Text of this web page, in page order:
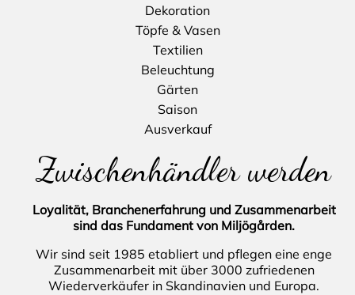
Dekoration
Töpfe & Vasen
Textilien
Beleuchtung
Gärten
Saison
Ausverkauf
Zwischenhändler werden
Loyalität, Branchenerfahrung und Zusammenarbeit
sind das Fundament von Miljögården.
Wir sind seit 1985 etabliert und pflegen eine enge
Zusammenarbeit mit über 3000 zufriedenen
Wiederverkäufer in Skandinavien und Europa.